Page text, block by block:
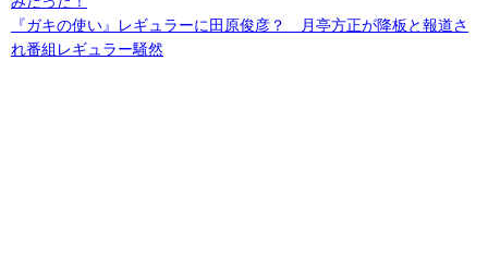
『ガキの使い』レギュラーに田原俊彦？ 月亭方正が降板と報道さ
れ番組レギュラー騒然